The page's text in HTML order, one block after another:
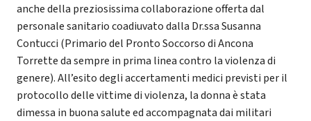
anche della preziosissima collaborazione offerta dal
personale sanitario coadiuvato dalla Dr.ssa Susanna
Contucci (Primario del Pronto Soccorso di Ancona
Torrette da sempre in prima linea contro la violenza di
genere). All’esito degli accertamenti medici previsti per il
protocollo delle vittime di violenza, la donna è stata
dimessa in buona salute ed accompagnata dai militari